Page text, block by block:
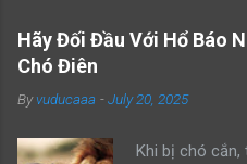
Hãy Đối Đầu Với Hổ Báo
Chó Điên
Byvuducaaa -July 20, 2025
Khi bị chó